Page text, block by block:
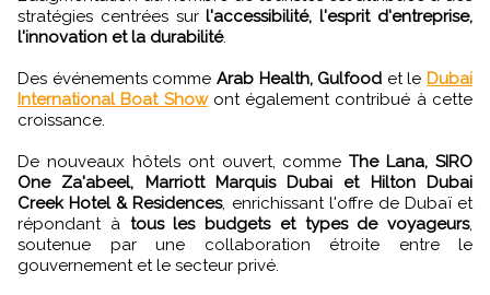
stratégies centrées sur l'accessibilité, l'esprit d'entreprise,
l'innovation et la durabilité.
Des événements comme Arab Health, Gulfood et le Dubai
International Boat Showont également contribué à cette
croissance.
De nouveaux hôtels ont ouvert, commeThe Lana, SIRO
One Za'abeel, Marriott Marquis Dubai et Hilton Dubai
Creek Hotel & Residences, enrichissant l'offre de Dubaï et
répondant à tous les budgets et types de voyageurs,
soutenue par une collaboration étroite entre le
gouvernement et le secteur privé.